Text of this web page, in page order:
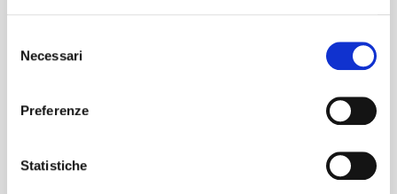
delNecessari
Preferenze
Statistiche